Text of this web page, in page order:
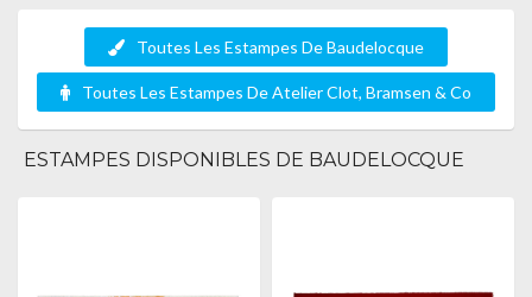
Toutes Les Estampes De Baudelocque
Toutes Les Estampes De Atelier Clot, Bramsen & Co
ESTAMPES DISPONIBLES DE BAUDELOCQUE